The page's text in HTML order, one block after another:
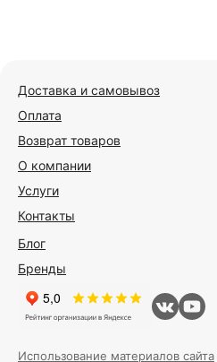
Доставка и самовывоз
Оплата
Возврат товаров
О компании
Услуги
Контакты
Блог
Бренды
Использование материалов сайта